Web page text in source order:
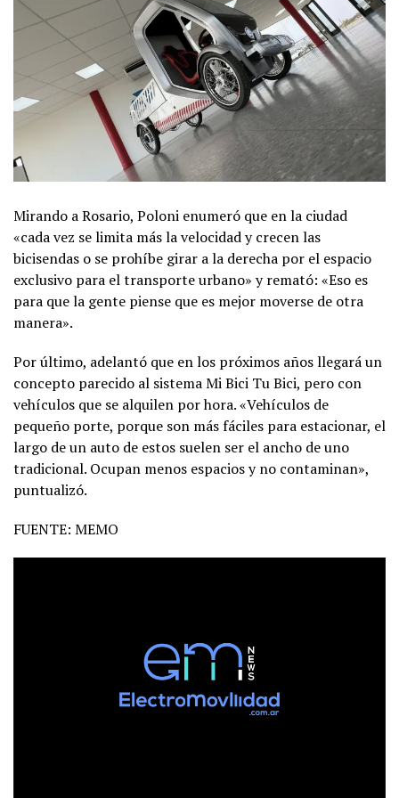
Mirando a Rosario, Poloni enumeró que en la ciudad
«cada vez se limita más la velocidad y crecen las
bicisendas o se prohíbe girar a la derecha por el espacio
exclusivo para el transporte urbano» y remató: «Eso es
para que la gente piense que es mejor moverse de otra
manera».
Por último, adelantó que en los próximos años llegará un
concepto parecido al sistema Mi Bici Tu Bici, pero con
vehículos que se alquilen por hora. «Vehículos de
pequeño porte, porque son más fáciles para estacionar, el
largo de un auto de estos suelen ser el ancho de uno
tradicional. Ocupan menos espacios y no contaminan»,
puntualizó.
FUENTE: MEMO